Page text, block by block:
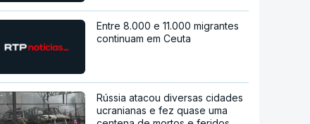
Entre 8.000 e 11.000 migrantes
continuam em Ceuta
Rússia atacou diversas cidades
ucranianas e fez quase uma